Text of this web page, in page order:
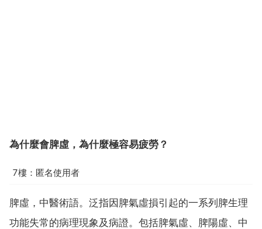
為什麼會脾虛，為什麼極容易疲勞？
7樓：匿名使用者
脾虛，中醫術語。泛指因脾氣虛損引起的一系列脾生理
功能失常的病理現象及病證。包括脾氣虛、脾陽虛、中